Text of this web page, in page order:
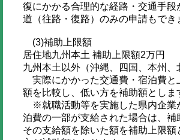
復にかかる合理的な経路・交通手段
道（往路・復路）のみの申請もでき
(3)補助上限額
居住地九州本土 補助上限額2万円
九州本土以外（沖縄、四国、本州、
実際にかかった交通費・宿泊費と
額を比較し、低い方を補助額としま
※就職活動等を実施した県内企業
泊費の一部が支給された場合は、補
その支給額を除いた額を補助上限額